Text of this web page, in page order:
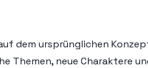
dem ursprünglichen
neue Charaktere